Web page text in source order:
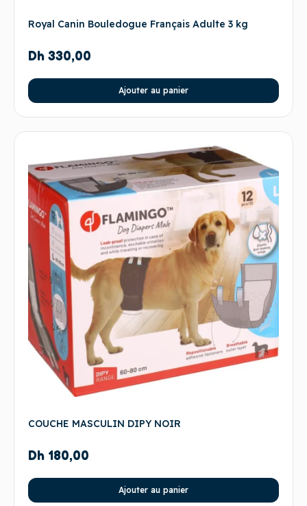
Royal Canin Bouledogue Français Adulte 3 kg
Dh 330,00
Ajouter au panier
COUCHE MASCULIN DIPY NOIR
Dh 180,00
Ajouter au panier